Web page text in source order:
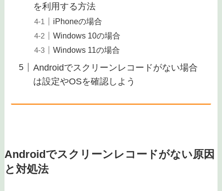
を利用する方法
iPhoneの場合
Windows 10の場合
Windows 11の場合
Androidでスクリーンレコードがない場合
は設定やOSを確認しよう
Androidでスクリーンレコードがない原因
と対処法